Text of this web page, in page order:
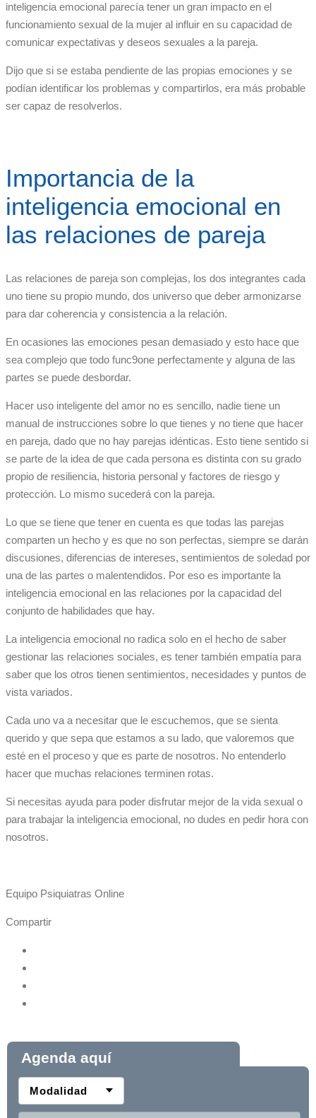
inteligencia emocional parecía tener un gran impacto en el
funcionamiento sexual de la mujer al influir en su capacidad de
comunicar expectativas y deseos sexuales a la pareja.
Dijo que si se estaba pendiente de las propias emociones y se
podían identificar los problemas y compartirlos, era más probable
ser capaz de resolverlos.
Importancia de la
inteligencia emocional en
las relaciones de pareja
Las relaciones de pareja son complejas, los dos integrantes cada
uno tiene su propio mundo, dos universo que deber armonizarse
para dar coherencia y consistencia a la relación.
En ocasiones las emociones pesan demasiado y esto hace que
sea complejo que todo func9one perfectamente y alguna de las
partes se puede desbordar.
Hacer uso inteligente del amor no es sencillo, nadie tiene un
manual de instrucciones sobre lo que tienes y no tiene que hacer
en pareja, dado que no hay parejas idénticas. Esto tiene sentido si
se parte de la idea de que cada persona es distinta con su grado
propio de resiliencia, historia personal y factores de riesgo y
protección. Lo mismo sucederá con la pareja.
Lo que se tiene que tener en cuenta es que todas las parejas
comparten un hecho y es que no son perfectas, siempre se darán
discusiones, diferencias de intereses, sentimientos de soledad por
una de las partes o malentendidos. Por eso es importante la
inteligencia emocional en las relaciones por la capacidad del
conjunto de habilidades que hay.
La inteligencia emocional no radica solo en el hecho de saber
gestionar las relaciones sociales, es tener también empatía para
saber que los otros tienen sentimientos, necesidades y puntos de
vista variados.
Cada uno va a necesitar que le escuchemos, que se sienta
querido y que sepa que estamos a su lado, que valoremos que
esté en el proceso y que es parte de nosotros. No entenderlo
hacer que muchas relaciones terminen rotas.
Si necesitas ayuda para poder disfrutar mejor de la vida sexual o
para trabajar la inteligencia emocional, no dudes en pedir hora con
nosotros.
Equipo Psiquiatras Online
Compartir
Agenda aquí
Modalidad